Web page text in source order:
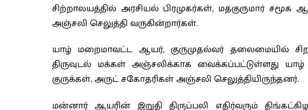
சிற்றாலயத்தில் அரசியல் பிரமுகர்கள், மதகுருமார்
அஞ்சலி செலுத்தி வருகின்றார்கள்.
யாழ் மறைமாவட்ட ஆயர், குருமுதல்வர் தலைமையில்
திருவுடல் மக்கள் அஞ்சலிக்காக வைக்கப்பட்டுள்ளது
குருக்கள், அருட் சகோதரிகள் அஞ்சலி செலுத்தியிருந்தனர்.
மன்னார் ஆயரின் இறுதி திருப்பலி எதிர்வரும்